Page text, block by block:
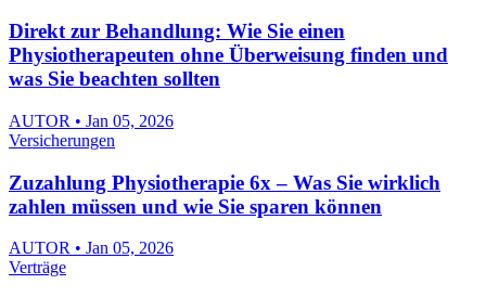
Direkt zur Behandlung: Wie Sie einen
Physiotherapeuten ohne Überweisung finden und
was Sie beachten sollten
AUTOR • Jan 05, 2026
Versicherungen
Zuzahlung Physiotherapie 6x – Was Sie wirklich
zahlen müssen und wie Sie sparen können
AUTOR • Jan 05, 2026
Verträge